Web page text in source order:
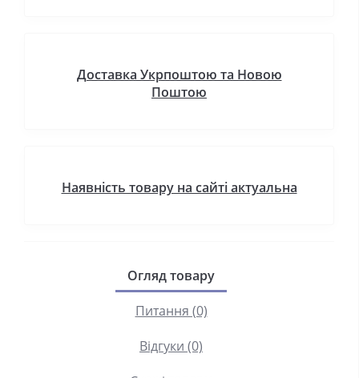
Доставка Укрпоштою та Новою
Поштою
Наявність товару на сайті актуальна
Огляд товару
Питання (0)
Відгуки (0)